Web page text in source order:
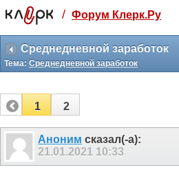
Святые угодники,
прекрасен:)
месяц
3 месяца
259 ₽
-10%
полгода
499 ₽
-15%
/ Форум Клерк.Ру
Среднедневной заработок
Тема: Среднедневной заработок
1 2
Аноним сказал(-а):
21.01.2021 10:33